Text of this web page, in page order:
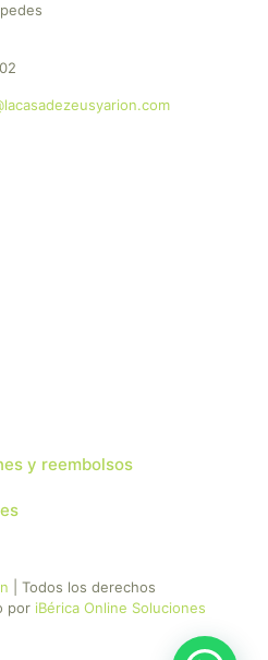
y reembolsos
| Todos los derechos
por iBérica Online Soluciones